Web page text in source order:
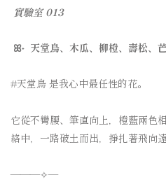
實驗室 013
ꕤ˖ 天堂鳥、木瓜、柳橙、壽松、
#天堂鳥 是我心中最任性的花。
它從不彎腰、筆直向上， 橙藍兩色
絡中， 一路破土而出，掙扎著飛向遠
———✧— ⠀⠀